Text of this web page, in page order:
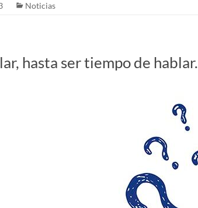
Noticias
hasta ser tiempo de hablar.